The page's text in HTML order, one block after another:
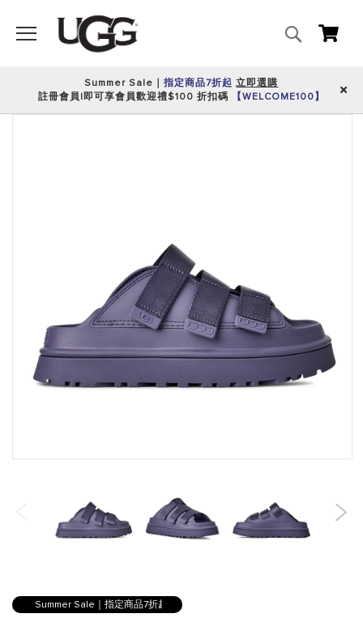
搜
我
Summer Sale｜指定商品7折起立即選購
註冊會員|即可享會員歡迎禮$100 折扣碼
【WELCOME100】
Summer Sale｜指定商品7折起
到